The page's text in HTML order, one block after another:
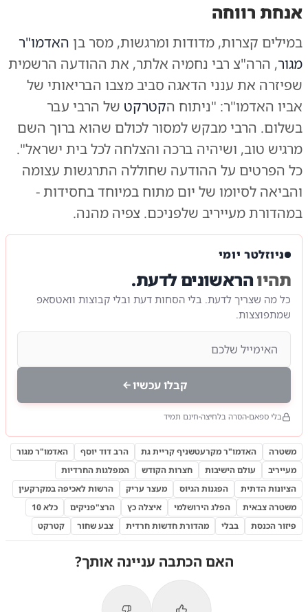
אנחת רווחה
במילים קצרות, מדודות ומרגשות, מסר בן האדמו"ר
מגור, הרה"צ רבי נחמיה אלתר, את ההודעה הרשמית
שפיזרה את ענני הדאגה סביב מצבו הבריאותי של
אביו האדמו"ר: "ניתוח הקטרקט של הרבי עבר
בשלום. הרבי מבקש למסור לכולם שהוא ברוך השם
מרגיש טוב, ושיהיה ברכה והצלחה לכל בית ישראל".
כל הפרטים על ההודעה שחוללה התרגשות עצומה
והביאה לסיומו של יום מתוח במיוחד בחסידות -
במהדורת מעייריב שלפניכם. צפיה מהנה.
ניוזלטר יומי
תהיוהראשונים לדעת.
כל מה שצריך לדעת. בלי הסחות דעת ובלי קבוצות וואטסאפ
שמתפוצצות.
קבלו עכשיו
בלי ספאם הסרה בלחיצה חינם תמיד
משטרה האדמו"ר מקרעטשניף קריית גת הרב דוד יוסף
האדמו"ר מגור
מעייריב
עולם הישיבות חצרות הקודש
המפלגות החרדיות
הציונות הדתית
הפגנות הגיוס מעצר עריק
הרשות לאכיפה במקרקעין
משטרה צבאית
הפלג הירושלמי איצלה כץ הרצ"פניקים
כלא 10
פיזור הכנסת
בבלי מהדורת חדשות חרדית צבע שחור קטרקט
האם הכתבה עניינה אותך?